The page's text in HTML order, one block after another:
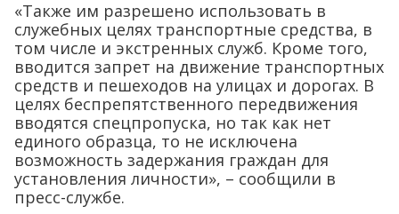
«Также им разрешено использовать в
служебных целях транспортные средства, в
том числе и экстренных служб. Кроме того,
вводится запрет на движение транспортных
средств и пешеходов на улицах и дорогах. В
целях беспрепятственного передвижения
вводятся спецпропуска, но так как нет
единого образца, то не исключена
возможность задержания граждан для
установления личности», – сообщили в
пресс-службе.